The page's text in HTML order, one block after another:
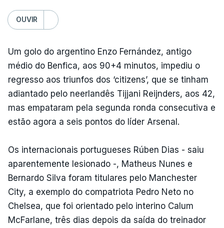
OUVIR
Um golo do argentino Enzo Fernández, antigo
médio do Benfica, aos 90+4 minutos, impediu o
regresso aos triunfos dos ‘citizens’, que se tinham
adiantado pelo neerlandês Tijjani Reijnders, aos 42,
mas empataram pela segunda ronda consecutiva e
estão agora a seis pontos do líder Arsenal.
Os internacionais portugueses Rúben Dias - saiu
aparentemente lesionado -, Matheus Nunes e
Bernardo Silva foram titulares pelo Manchester
City, a exemplo do compatriota Pedro Neto no
Chelsea, que foi orientado pelo interino Calum
McFarlane, três dias depois da saída do treinador